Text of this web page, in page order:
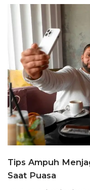
Tips Ampuh
Saat Puasa